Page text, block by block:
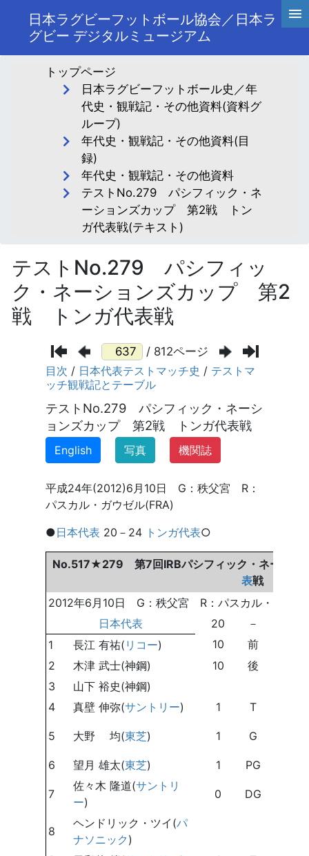
日本ラグビーフットボール協会／日本ラ
グビー デジタルミュージアム
トップページ
日本ラグビーフットボール史／年
代史・観戦記・その他資料(資料グ
ループ)
年代史・観戦記・その他資料(目
録)
年代史・観戦記・その他資料
テストNo.279 パシフィック・ネ
ーションズカップ 第2戦 トン
ガ代表戦(テキスト)
テストNo.279 パシフィッ
ク・ネーションズカップ 第2
戦 トンガ代表戦
/ 812ページ